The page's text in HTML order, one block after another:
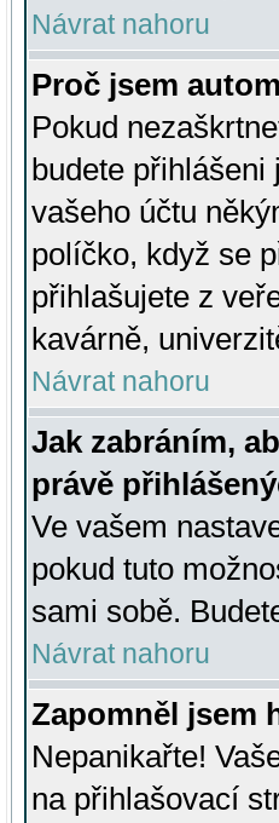
Návrat nahoru
Proč jsem
Pokud
budete
vašeho účtu
políčko, když se
přihlašujete z
kavárně,
Návrat nahoru
Jak zabráním,
právě
Ve vašem
pokud tuto
sami sobě.
Návrat nahoru
Zapomněl jsem
Nepanikařte!
na přihlašovací